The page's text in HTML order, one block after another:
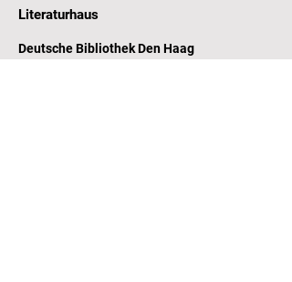
Literaturhaus
Deutsche Bibliothek Den Haag